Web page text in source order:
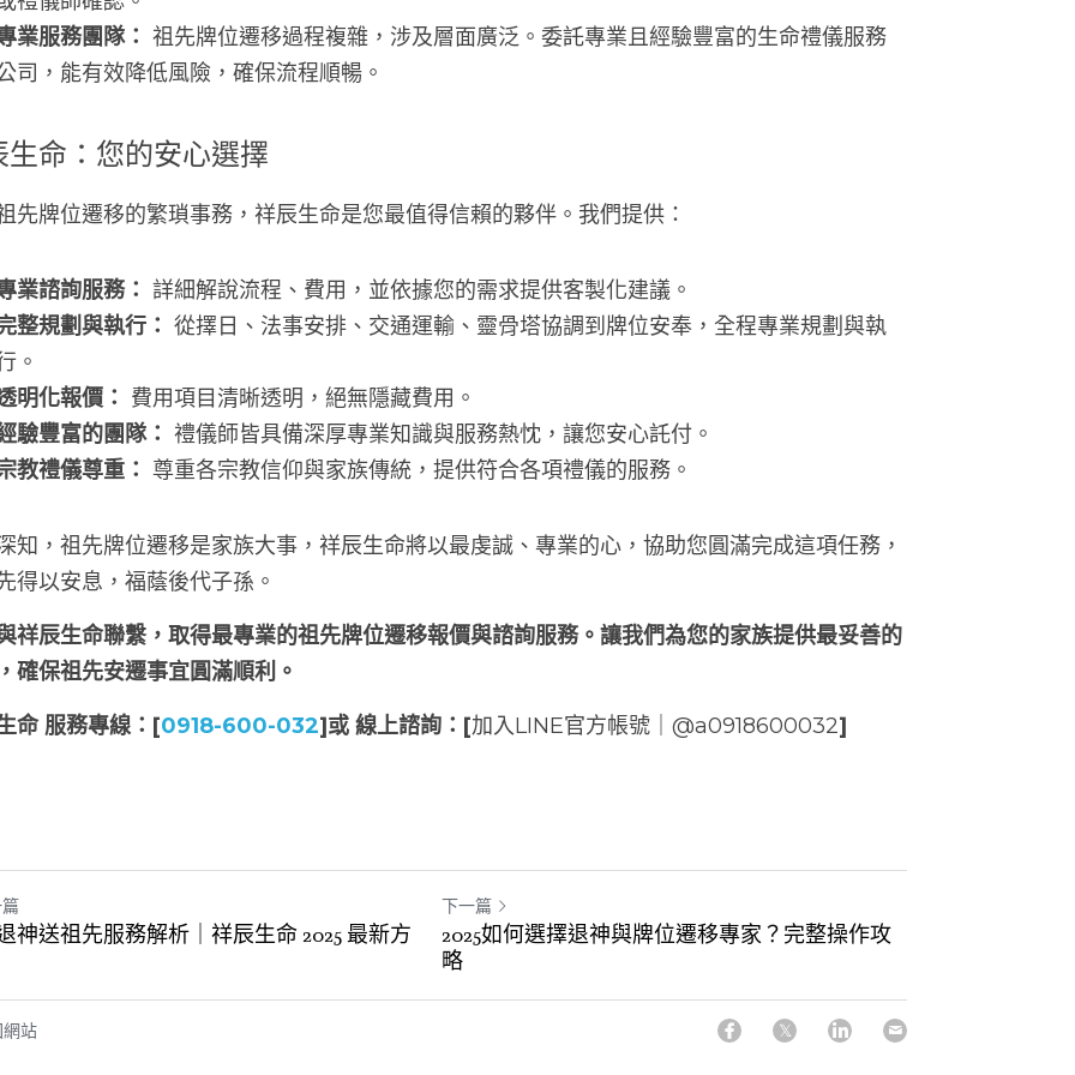
業服務團隊： 祖先牌位遷移過程複雜，涉及層面廣泛。委託專業且經驗豐富的生命禮儀服務
司，能有效降低風險，確保流程順暢。
生命：您的安心選擇
先牌位遷移的繁瑣事務，祥辰生命是您最值得信賴的夥伴。我們提供：
業諮詢服務： 詳細解說流程、費用，並依據您的需求提供客製化建議。
整規劃與執行： 從擇日、法事安排、交通運輸、靈骨塔協調到牌位安奉，全程專業規劃與執
。
明化報價： 費用項目清晰透明，絕無隱藏費用。
驗豐富的團隊： 禮儀師皆具備深厚專業知識與服務熱忱，讓您安心託付。
教禮儀尊重： 尊重各宗教信仰與家族傳統，提供符合各項禮儀的服務。
知，祖先牌位遷移是家族大事，祥辰生命將以最虔誠、專業的心，協助您圓滿完成這項任務，
得以安息，福蔭後代子孫。
祥辰生命聯繫，取得最專業的祖先牌位遷移報價與諮詢服務。讓我們為您的家族提供最妥善的
確保祖先安遷事宜圓滿順利。
命 服務專線：[0918-600-032]或 線上諮詢：[加入LINE官方帳號｜@a0918600032]
神送祖先服務解析｜祥辰生命 2025 最新方
下一篇
2025如何選擇退神與牌位遷移專家？完整操作攻
略
站